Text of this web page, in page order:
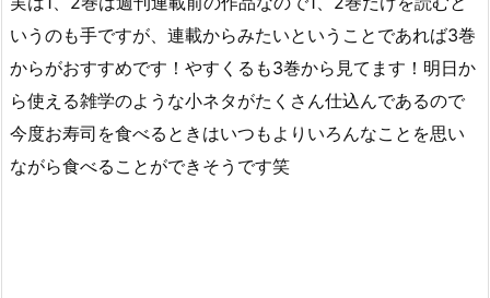
いうのも手ですが、連載からみたいということであれば3巻
からがおすすめです！やすくるも3巻から見てます！明日か
ら使える雑学のような小ネタがたくさん仕込んであるので
今度お寿司を食べるときはいつもよりいろんなことを思い
ながら食べることができそうです笑